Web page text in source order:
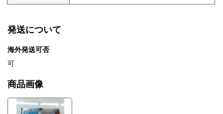
発送について
海外発送可否
可
商品画像